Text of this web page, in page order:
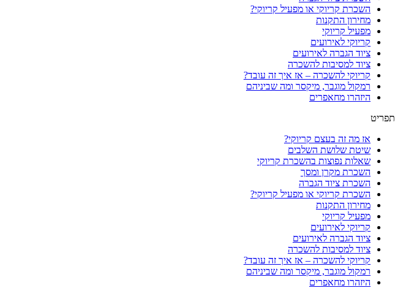
השכרת קריוקי או מפעיל קריוקי?
מחירון התקנות
מפעיל קריוקי
קריוקי לאירועים
ציוד הגברה לאירועים
ציוד למסיבות להשכרה
קריוקי להשכרה – אז איך זה עובד?
רמקול מוגבר, מיקסר ומה שביניהם
היזהרו מחאפרים
תפריט
אז מה זה בעצם קריוקי?
שיטת שלושת השלבים
שאלות נפוצות בהשכרת קריוקי
השכרת מקרן ומסך
השכרת ציוד הגברה
השכרת קריוקי או מפעיל קריוקי?
מחירון התקנות
מפעיל קריוקי
קריוקי לאירועים
ציוד הגברה לאירועים
ציוד למסיבות להשכרה
קריוקי להשכרה – אז איך זה עובד?
רמקול מוגבר, מיקסר ומה שביניהם
היזהרו מחאפרים